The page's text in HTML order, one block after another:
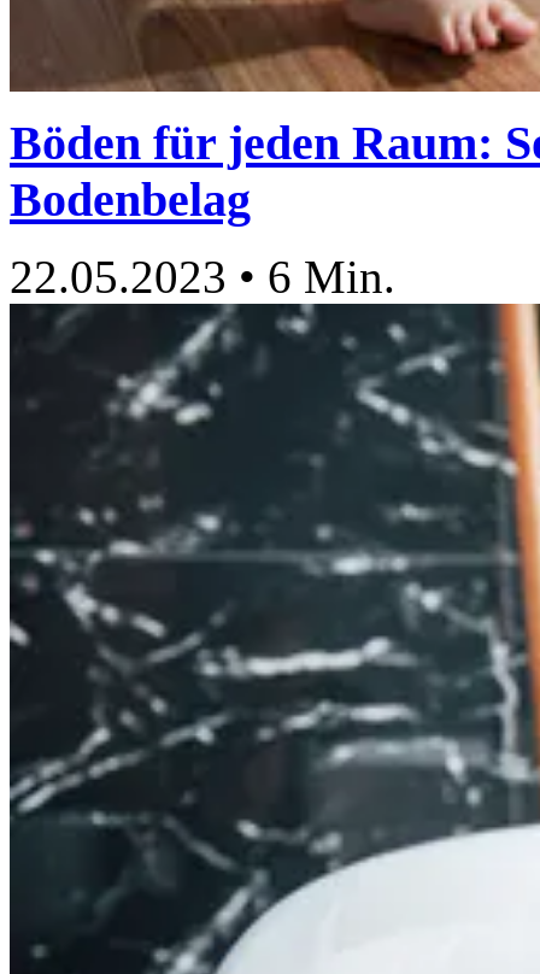
Böden für jeden Raum:
Bodenbelag
22.05.2023 • 6 Min.